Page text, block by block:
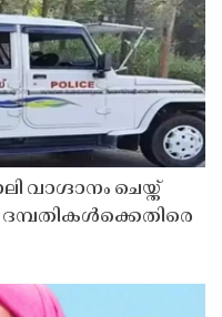
വാഗ്ദാനം ചെയ്ത്
ദമ്പതികൾക്കെതിരെ